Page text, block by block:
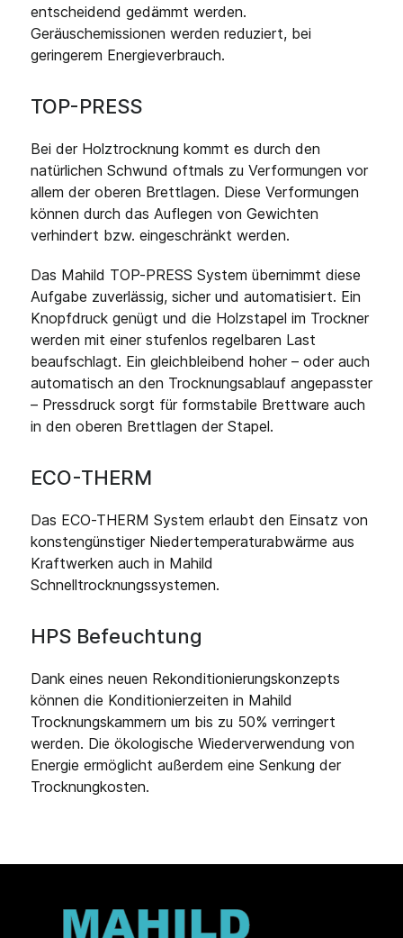
entscheidend gedämmt werden.
Geräuschemissionen werden reduziert, bei
geringerem Energieverbrauch.
TOP-PRESS
Bei der Holztrocknung kommt es durch den
natürlichen Schwund oftmals zu Verformungen vor
allem der oberen Brettlagen. Diese Verformungen
können durch das Auflegen von Gewichten
verhindert bzw. eingeschränkt werden.
Das Mahild TOP-PRESS System übernimmt diese
Aufgabe zuverlässig, sicher und automatisiert. Ein
Knopfdruck genügt und die Holzstapel im Trockner
werden mit einer stufenlos regelbaren Last
beaufschlagt. Ein gleichbleibend hoher – oder auch
automatisch an den Trocknungsablauf angepasster
– Pressdruck sorgt für formstabile Brettware auch
in den oberen Brettlagen der Stapel.
ECO-THERM
Das ECO-THERM System erlaubt den Einsatz von
konstengünstiger Niedertemperaturabwärme aus
Kraftwerken auch in Mahild
Schnelltrocknungssystemen.
HPS Befeuchtung
Dank eines neuen Rekonditionierungskonzepts
können die Konditionierzeiten in Mahild
Trocknungskammern um bis zu 50% verringert
werden. Die ökologische Wiederverwendung von
Energie ermöglicht außerdem eine Senkung der
Trocknungkosten.